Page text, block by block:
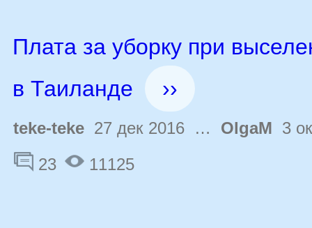
Плата за уборку при
в Таиланде
››
teke-teke 27 дек 2016 … OlgaM 3
23
11125